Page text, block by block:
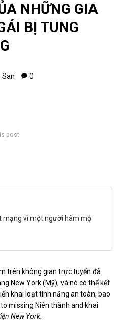
BỊ TUNG
San 0
post
mạng vì một người hâm mộ
trên không gian trực tuyến đã
New York (Mỹ), và nó có thể kết
khai loạt tính năng an toàn, bao
missing Niên thành and khai
New York.